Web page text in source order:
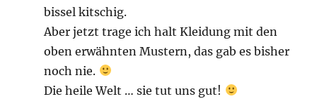
bissel kitschig.
Aber jetzt trage ich halt Kleidung mit den
oben erwähnten Mustern, das gab es bisher
noch nie.
Die heile Welt … sie tut uns gut!